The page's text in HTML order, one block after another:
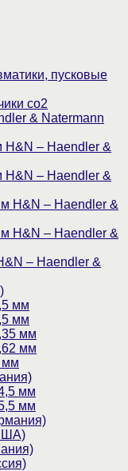
пусковые
со2
& Natermann
H&N – Haendler &
H&N – Haendler &
H&N – Haendler &
H&N – Haendler &
– Haendler &
мм
мм
мм
мм
мм
мм
мм